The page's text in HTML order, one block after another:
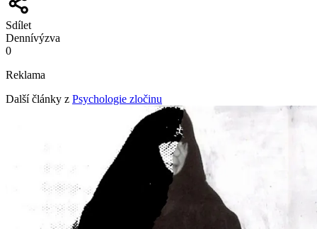
Sdílet
Dennívýzva
0
Reklama
Další články z Psychologie zločinu